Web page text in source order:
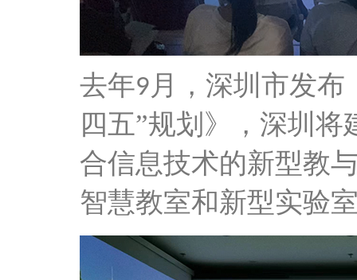
去年9 月，深圳市发
四五”规划》，深圳将
合信息技术的新型教
智慧教室和新型实验